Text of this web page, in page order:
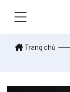
Trang chủ